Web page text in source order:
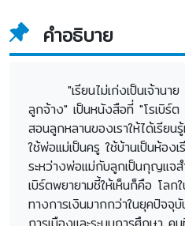
คำอธิบาย
"เรียนไม่เก่งเป็นเจ้านา
ลูกจ้าง" เป็นหนังสือที่ "โรเบิร์
สอนลูกหลานของเราให้ได้เรีย
ใช้พ่อแม่เป็นครู ใช้บ้านเป็นห้อง
ระหว่างพ่อแม่กับลูกเป็นกุญแจ
เบิร์ตพยายามชี้ให้เห็นก็คือ โลก
ทางการเงินมากกว่าในยุคปัจจุ